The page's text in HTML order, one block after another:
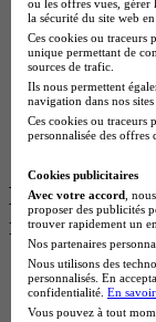
Cap
BTS Gpn en
BTS
BAC Pro
BTS Sta en
BTS Iris en
BTS Tpl en
Les
recherchés
CS Sport
Master Sport
MBA
ou les offres vues,
la sécurité du site web
Ces cookies ou traceurs
unique permettant de
sources de trafic.
Ils nous permettent
navigation dans nos
Ces cookies ou traceurs
personnalisée des offres
Cookies publicitaires
Avec votre accord ,
proposer des publicités
trouver rapidement un
Nos partenaires
Nous utilisons des
personnalisés. En
confidentialité. En
Vous pouvez à tout